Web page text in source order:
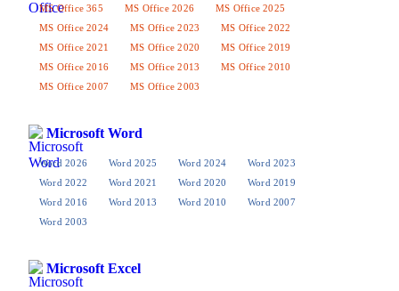
MS Office 365 MS Office 2026
MS Office 2025
MS Office 2024
MS Office 2023
MS Office 2022
MS Office 2021
MS Office 2020
MS Office 2019
MS Office 2016
MS Office 2013
MS Office 2010
MS Office 2007
MS Office 2003
Microsoft Word
Word 2026 Word 2025 Word 2024
Word 2023
Word 2022
Word 2021 Word 2020
Word 2019
Word 2016
Word 2013 Word 2010
Word 2007
Word 2003
Microsoft Excel